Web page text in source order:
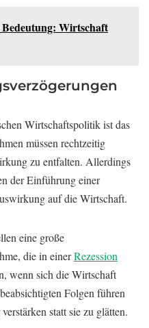
Wirtschaft
Wirtschaftspolitik ist das
müssen rechtzeitig
zu entfalten. Allerdings
der Einführung einer
auf die Wirtschaft.
eine große
die in einerRezession
wenn sich die Wirtschaft
Folgen führen
statt sie zu glätten.